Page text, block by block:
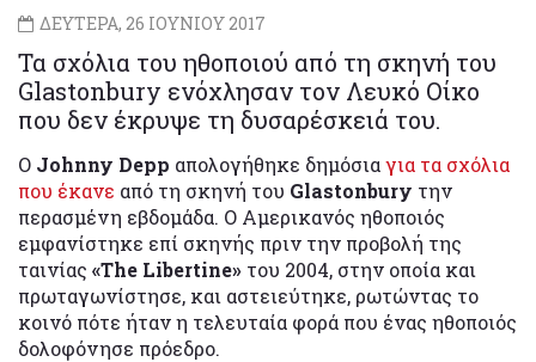
ΔΕΥΤΕΡΑ, 26 ΙΟΥΝΙΟΥ 2017
Τα σχόλια του ηθοποιού από τη σκηνή του
Glastonbury ενόχλησαν τον Λευκό Οίκο
που δεν έκρυψε τη δυσαρέσκειά του.
Ο Johnny Depp απολογήθηκε δημόσιαγια τα σχόλια
που έκανε από τη σκηνή του Glastonbury την
περασμένη εβδομάδα. Ο Αμερικανός ηθοποιός
εμφανίστηκε επί σκηνής πριν την προβολή της
ταινίας «The Libertine» του 2004, στην οποία και
πρωταγωνίστησε, και αστειεύτηκε, ρωτώντας το
κοινό πότε ήταν η τελευταία φορά που ένας ηθοποιός
δολοφόνησε πρόεδρο.